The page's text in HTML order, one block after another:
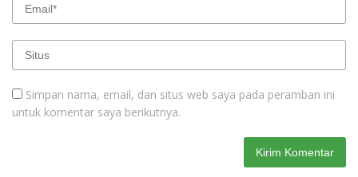
Simpan nama, email, dan situs web saya pada peramban ini
untuk komentar saya berikutnya.